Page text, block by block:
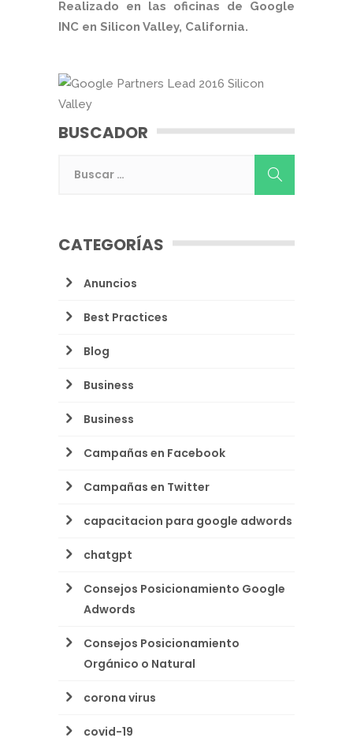
Realizado en las oficinas de Google
INC en Silicon Valley, California.
BUSCADOR
CATEGORÍAS
Anuncios
Best Practices
Blog
Business
Business
Campañas en Facebook
Campañas en Twitter
capacitacion para google adwords
chatgpt
Consejos Posicionamiento Google
Adwords
Consejos Posicionamiento
Orgánico o Natural
corona virus
covid-19